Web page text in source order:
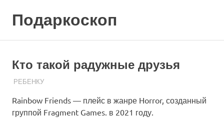
Подаркоскоп
подарить
Кто такой радужные друзья
19.03.2023
ПОДАРЧЕК
РЕБЕНКУ
Rainbow Friends — плейс в жанре Horror, созданный
группой Fragment Games. в 2021 году.